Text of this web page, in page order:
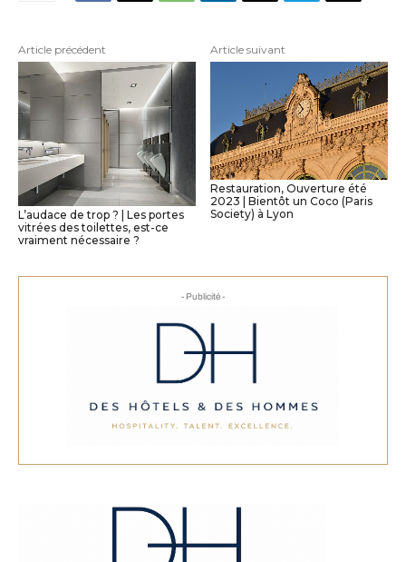
Article précédent
L’audace de trop ? | Les portes
vitrées des toilettes, est-ce
vraiment nécessaire ?
Article suivant
Restauration, Ouverture été
2023 | Bientôt un Coco (Paris
Society) à Lyon
- Publicité -